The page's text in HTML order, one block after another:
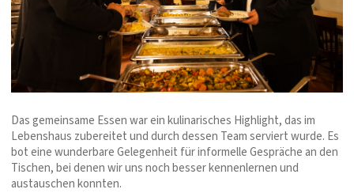
Das gemeinsame Essen war ein kulinarisches Highlight, das im
Lebenshaus zubereitet und durch dessen Team serviert wurde. Es
bot eine wunderbare Gelegenheit für informelle Gespräche an den
Tischen, bei denen wir uns noch besser kennenlernen und
austauschen konnten.